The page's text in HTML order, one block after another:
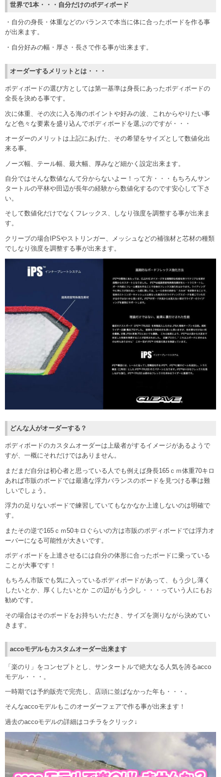
世界で1本・・・自分だけのボディボード
・自分の身長・体重などのバランスで本当に体に合ったボードを作る事
が出来ます。
・自分好みの幅・厚さ・長さで作る事が出来ます。
オーダーするメリットとは・・・
ボディボードの選び方としては第一基準は身長にあったボディボードの
全長を決める事です。
次に体重、その次に入る海のポイントや好みの波、これからやりたい事
など色々な要素を盛り込んでボディボードを選ぶのですが・・・
オーダーのメリットは上記にあげた、その希望をサイズとして数値化出
来る事。
ノーズ幅、テール幅、最大幅、厚みなど細かく設定出来ます。
自分ではそんな数値なんて分からないよー！って方・・・もちろんサン
タートルの平林や田辺が長年の経験から数値化するのです安心して下さ
い。
そして数値化だけでなくフレックス、しなり強度を調整する事が出来ま
す。
クリーブの場合IPSやストリンガー、メッシュなどの補強材と芯材の種類
でしなり強度を調整する事が出来ます。
どんな人がオーダーする？
ボディボードのカスタムオーダーは上級者がするイメージがあるようで
すが、一概にそれだけではありません。
まだまだ自分は初心者と思っている人でも例えば身長165ｃｍ体重70キロ
あれば市販のボードでは最適な浮力バランスのボードを見つける事は難
しいでしょう。
浮力の足りないボードで練習していてもなかなか上達しないのは明確で
す。
またその逆で165ｃｍ50キロぐらいの方は市販のボディボードでは浮力オ
ーバーになる可能性が大きいです。
ボディボードを上達させるには自分の体形に合ったボードに乗っている
ことが大事です！
もちろん市販でも気に入っているボディボードがあって、もう少し薄く
したいとか、厚くしたいとか この辺がもう少し・・・っていう人にもお
勧めです。
その場合はそのボードをお持ちいただき、サイズを測りながら決めてい
きます。
accoモデルもカスタムオーダー出来ます
「楽のり」をコンセプトとし、サンタートルで絶大なる人気を誇るacco
モデル・・・。
一時期では予約販売で完売し、店頭に並ばなかった年も・・・。
そんなaccoモデルもこのオーダーフェアで作る事が出来ます！
過去のaccoモデルの詳細はコチラをクリック↓